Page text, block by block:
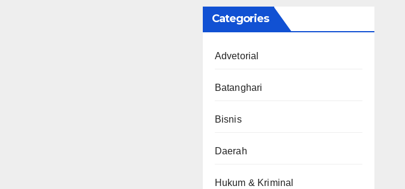
Categories
Advetorial
Batanghari
Bisnis
Daerah
Hukum & Kriminal